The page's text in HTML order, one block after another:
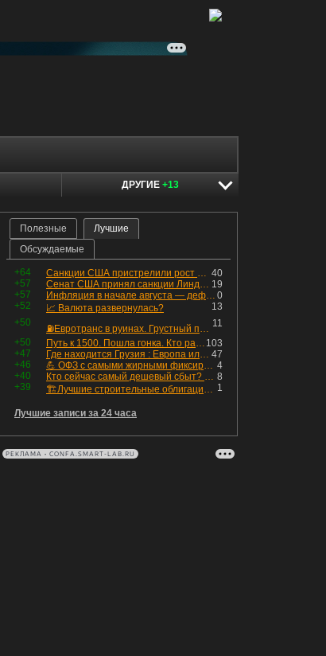
ДРУГИЕ +13
Полезные
Лучшие
Обсуждаемые
+64 40
Санкции США пристрелили рост акций в России
+57
19
Сенат США принял санкции Линдси Грэма против России
+57
0
Инфляция в начале августа — дефляция из-за топлива и плодоовощной корзины, но услуги продолжают дорожать, а рубль начал ослабевать.
+52
13
📈 Валюта развернулась?
+50
11
⛽️Евротранс в руинах. Грустный пост😶😞 Что изменилось в облигациях?
+50
103
Путь к 1500. Пошла гонка. Кто раньше продаст.
+47
47
Где находится Грузия : Европа или Азия
+46
4
💪 ОФЗ с самыми жирными фиксированными купонами
+40
8
Кто сейчас самый дешевый сбыт? Сводный пост по сбытовым компаниям по отчетам РСБУ за Q2 26г.
+39
1
🏗Лучшие строительные облигации первого эшелона
Лучшие записи за 24 часа
РЕКЛАМА • CONFA.SMART-LAB.RU